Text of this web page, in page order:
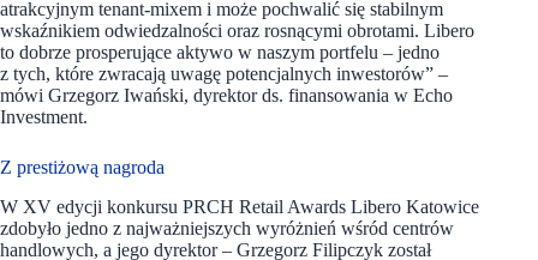
atrakcyjnym tenant-mixem i może pochwalić się stabilnym
wskaźnikiem odwiedzalności oraz rosnącymi obrotami. Libero
to dobrze prosperujące aktywo w naszym portfelu – jedno
z tych, które zwracają uwagę potencjalnych inwestorów” –
mówi Grzegorz Iwański, dyrektor ds. finansowania w Echo
Investment.
Z prestiżową nagroda
W XV edycji konkursu PRCH Retail Awards Libero Katowice
zdobyło jedno z najważniejszych wyróżnień wśród centrów
handlowych, a jego dyrektor – Grzegorz Filipczyk został